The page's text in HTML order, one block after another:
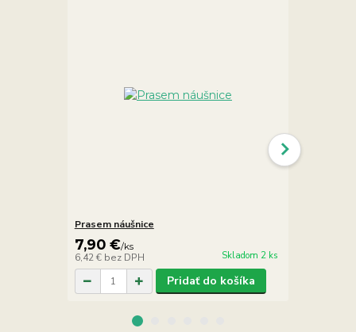
Prasem náušnice
7,90 €/ks
6,42 € bez DPH Skladom 2 ks
Pridať do košíka